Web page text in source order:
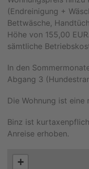
(Endreinigung +
Bettwäsche,
Höhe von 155,00
sämtliche
In den
Abgang 3
Die Wohnung ist eine
Binz ist
Anreise erhoben.
+